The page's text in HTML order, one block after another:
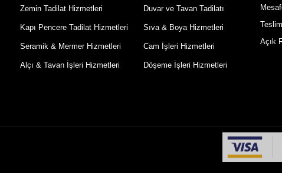
Zemin Tadilat Hizmetleri Duvar ve Tavan Tadilatı
Kapı Pencere Tadilat Hizmetleri Sıva & Boya Hizmetleri
Seramik & Mermer Hizmetleri Cam İşleri Hizmetleri
Alçı & Tavan İşleri Hizmetleri Döşeme İşleri Hizmetleri
Açık